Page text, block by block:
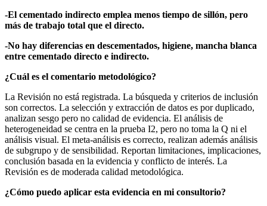
-El cementado indirecto emplea menos tiempo de sillón, pero
más de trabajo total que el directo.
-No hay diferencias en descementados, higiene, mancha blanca
entre cementado directo e indirecto.
¿Cuál es el comentario metodológico?
La Revisión no está registrada. La búsqueda y criterios de inclusión
son correctos. La selección y extracción de datos es por duplicado,
analizan sesgo pero no calidad de evidencia. El análisis de
heterogeneidad se centra en la prueba I2, pero no toma la Q ni el
análisis visual. El meta-análisis es correcto, realizan además análisis
de subgrupo y de sensibilidad. Reportan limitaciones, implicaciones,
conclusión basada en la evidencia y conflicto de interés. La
Revisión es de moderada calidad metodológica.
¿Cómo puedo aplicar esta evidencia en mi consultorio?